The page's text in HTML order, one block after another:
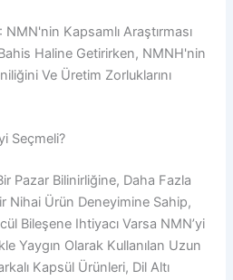
: NMN'nin Kapsamlı Araştırması
Haline Getirirken, NMNH'nin
Ve Üretim Zorluklarını
Seçmeli?
Pazar Bilinirliğine, Daha Fazla
Nihai Ürün Deneyimine Sahip,
Bileşene Ihtiyacı Varsa NMN’yi
Yaygın Olarak Kullanılan Uzun
Kapsül Ürünleri, Dil Altı